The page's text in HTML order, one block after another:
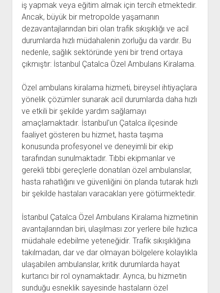
iş yapmak veya eğitim almak için tercih etmektedir.
Ancak, büyük bir metropolde yaşamanın
dezavantajlarından biri olan trafik sıkışıklığı ve acil
durumlarda hızlı müdahalenin zorluğu da vardır. Bu
nedenle, sağlık sektöründe yeni bir trend ortaya
çıkmıştır: İstanbul Çatalca Özel Ambulans Kiralama.
Özel ambulans kiralama hizmeti, bireysel ihtiyaçlara
yönelik çözümler sunarak acil durumlarda daha hızlı
ve etkili bir şekilde yardım sağlamayı
amaçlamaktadır. İstanbul'un Çatalca ilçesinde
faaliyet gösteren bu hizmet, hasta taşıma
konusunda profesyonel ve deneyimli bir ekip
tarafından sunulmaktadır. Tıbbi ekipmanlar ve
gerekli tıbbi gereçlerle donatılan özel ambulanslar,
hasta rahatlığını ve güvenliğini ön planda tutarak hızlı
bir şekilde hastaları varacakları yere götürmektedir.
İstanbul Çatalca Özel Ambulans Kiralama hizmetinin
avantajlarından biri, ulaşılması zor yerlere bile hızlıca
müdahale edebilme yeteneğidir. Trafik sıkışıklığına
takılmadan, dar ve dar olmayan bölgelere kolaylıkla
ulaşabilen ambulanslar, kritik durumlarda hayat
kurtarıcı bir rol oynamaktadır. Ayrıca, bu hizmetin
sunduğu esneklik sayesinde hastaların özel